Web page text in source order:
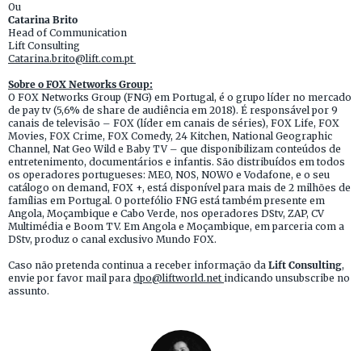
Ou
Catarina Brito
Head of Communication
Lift Consulting
Catarina.brito@lift.com.pt
Sobre o FOX Networks Group:
O FOX Networks Group (FNG) em Portugal, é o grupo líder no mercado
de pay tv (5,6% de share de audiência em 2018). É responsável por 9
canais de televisão – FOX (líder em canais de séries), FOX Life, FOX
Movies, FOX Crime, FOX Comedy, 24 Kitchen, National Geographic
Channel, Nat Geo Wild e Baby TV – que disponibilizam conteúdos de
entretenimento, documentários e infantis. São distribuídos em todos
os operadores portugueses: MEO, NOS, NOWO e Vodafone, e o seu
catálogo on demand, FOX +, está disponível para mais de 2 milhões de
famílias em Portugal. O portefólio FNG está também presente em
Angola, Moçambique e Cabo Verde, nos operadores DStv, ZAP, CV
Multimédia e Boom TV. Em Angola e Moçambique, em parceria com a
DStv, produz o canal exclusivo Mundo FOX.
Caso não pretenda continua a receber informação da Lift Consulting,
envie por favor mail para dpo@liftworld.netindicando unsubscribe no
assunto.